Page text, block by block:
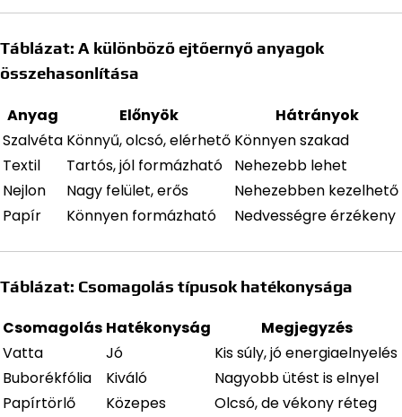
Táblázat: A különböző ejtőernyő anyagok
összehasonlítása
Anyag Előnyök
Hátrányok
Szalvéta Könnyű, olcsó, elérhető Könnyen szakad
Textil
Tartós, jól formázható
Nehezebb lehet
Nejlon
Nagy felület, erős
Nehezebben kezelhető
Papír
Könnyen formázható Nedvességre érzékeny
Táblázat: Csomagolás típusok hatékonysága
Csomagolás Hatékonyság
Megjegyzés
Vatta
Jó
Kis súly, jó energiaelnyelés
Buborékfólia
Kiváló
Nagyobb ütést is elnyel
Papírtörlő
Közepes
Olcsó, de vékony réteg